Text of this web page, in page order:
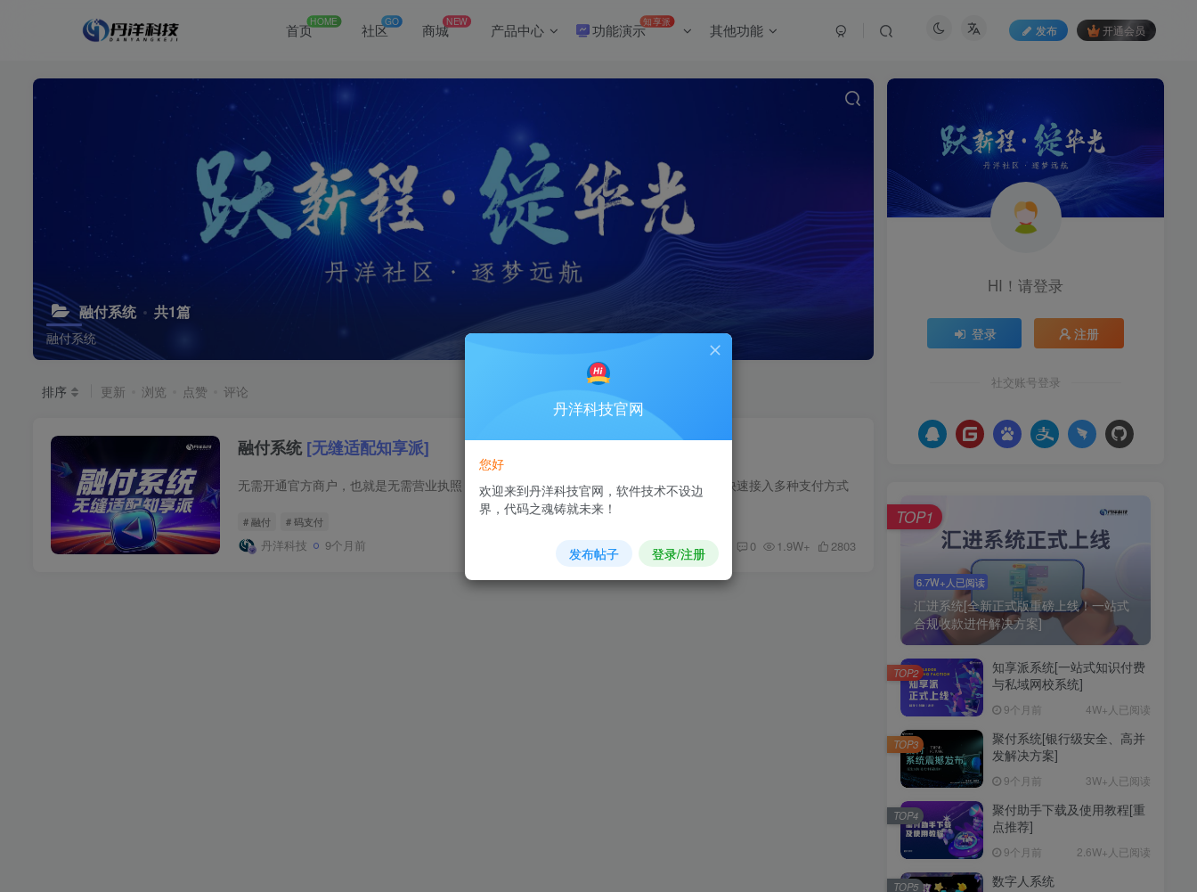
首页HOME 社区GO 商城NEW 产品中心 功能演示知享派 其他功能 发布 开通会员
融付系统 共1篇
融付系统
排序 更新 浏览 点赞 评论
融付系统[无缝适配知享派]
无需开通官方商户，也就是无需营业执照，直接使用个人收款码、赞赏码等进行运营帮你快速接入多种支付方式
# 融付 # 码支付
丹洋科技 9个月前 0 1.9W+ 2803
HI！请登录
登录 注册
社交账号登录
6.7W+人已阅读
汇进系统[全新正式版重磅上线！一站式
合规收款进件解决方案]
TOP1
知享派系统[一站式知识付费
与私域网校系统]
9个月前 4W+人已阅读
TOP2
聚付系统[银行级安全、高并
发解决方案]
9个月前 3W+人已阅读
TOP3
聚付助手下载及使用教程[重
点推荐]
9个月前 2.6W+人已阅读
TOP4
数字人系统
TOP5
丹洋科技官网
您好
欢迎来到丹洋科技官网，软件技术不设边
界，代码之魂铸就未来！
发布帖子 登录/注册